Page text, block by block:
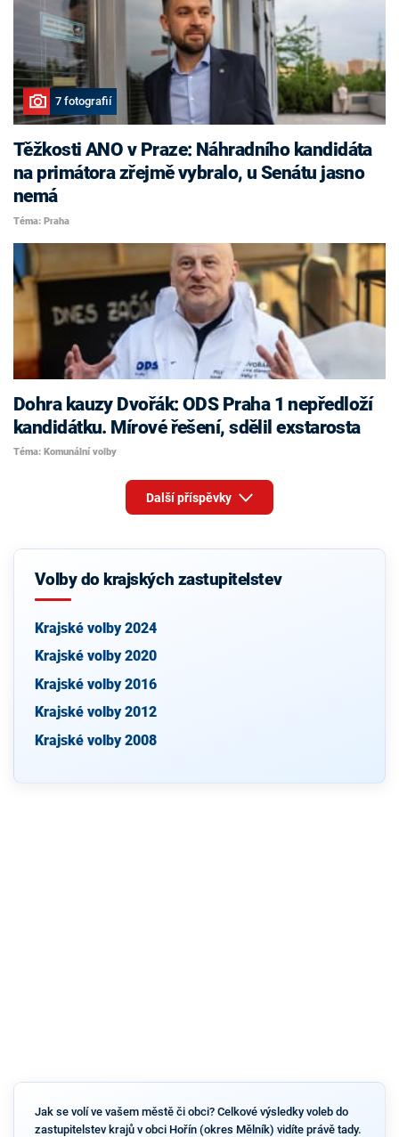
7 fotografií
Těžkosti ANO v Praze: Náhradního kandidáta
na primátora zřejmě vybralo, u Senátu jasno
nemá
Téma: Praha
Dohra kauzy Dvořák: ODS Praha 1 nepředloží
kandidátku. Mírové řešení, sdělil exstarosta
Téma: Komunální volby
Další příspěvky
Volby do krajských zastupitelstev
Krajské volby 2024
Krajské volby 2020
Krajské volby 2016
Krajské volby 2012
Krajské volby 2008
Jak se volí ve vašem městě či obci? Celkové výsledky voleb do
zastupitelstev krajů v obci Hořín (okres Mělník) vidíte právě tady.